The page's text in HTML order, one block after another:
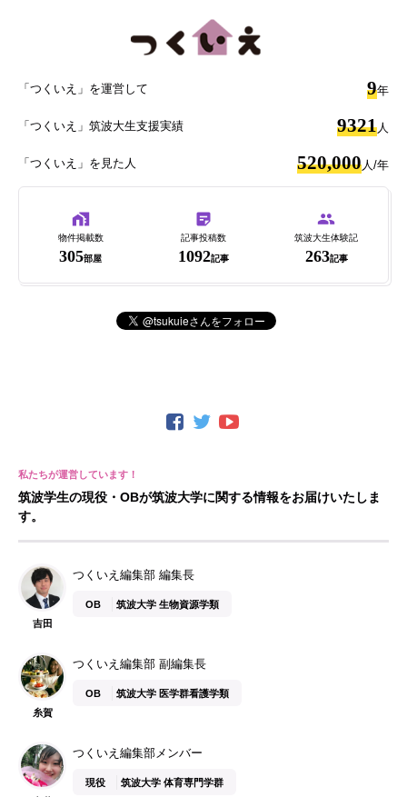
「つくいえ」を運営して 9年
「つくいえ」筑波大生支援実績 9321人
「つくいえ」を見た人 520,000人/年
物件掲載数
305部屋
記事投稿数
1092記事
筑波大生体験記
263記事
筑波学生の現役・OBが筑波大学に関する情報をお届けいたしま
す。
吉田
つくいえ編集部 編集長
OB 筑波大学 生物資源学類
糸賀
つくいえ編集部 副編集長
OB 筑波大学 医学群看護学類
つくいえ編集部メンバー
現役 筑波大学 体育専門学群